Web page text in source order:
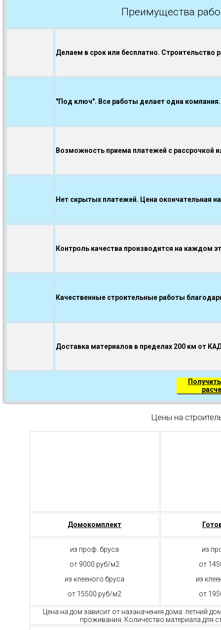
Преимущества
Делаем в срок или бесплатно. Строительство
"Под ключ". Все работы делает одна компания.
Возможность приема платежей с рассрочкой
Нет скрытых платежей. Цена окончательная
Контроль качества производится на каждом
Качественные строительные работы
Доставка материалов в пределах 200 км от
Цены на
Домокомплект
из проф. бруса
от 9000 руб/м2
из клееного бруса
от 15500 руб/м2
из
от
из
от
Цена на дом зависит от назаначения дома: летний
проживания. Количество материала для